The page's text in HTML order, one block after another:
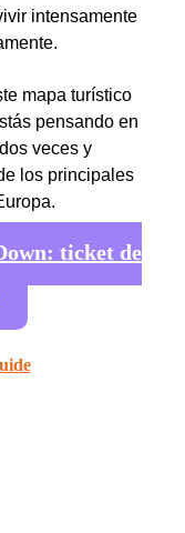
intensamente
mapa turístico
pensando en
veces y
los principales
ticket de